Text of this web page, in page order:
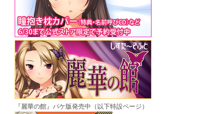
『麗華の館』パケ版発売中（以下特設ページ）